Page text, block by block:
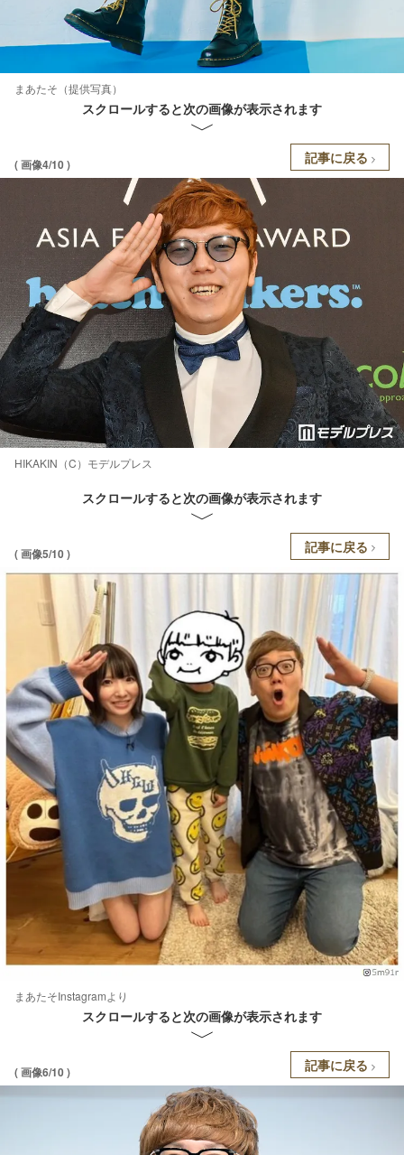
まあたそ（提供写真）
スクロールすると次の画像が表示されます
( 画像4/10 ) 記事に戻る
HIKAKIN（C）モデルプレス
スクロールすると次の画像が表示されます
( 画像5/10 ) 記事に戻る
まあたそInstagramより
スクロールすると次の画像が表示されます
( 画像6/10 ) 記事に戻る